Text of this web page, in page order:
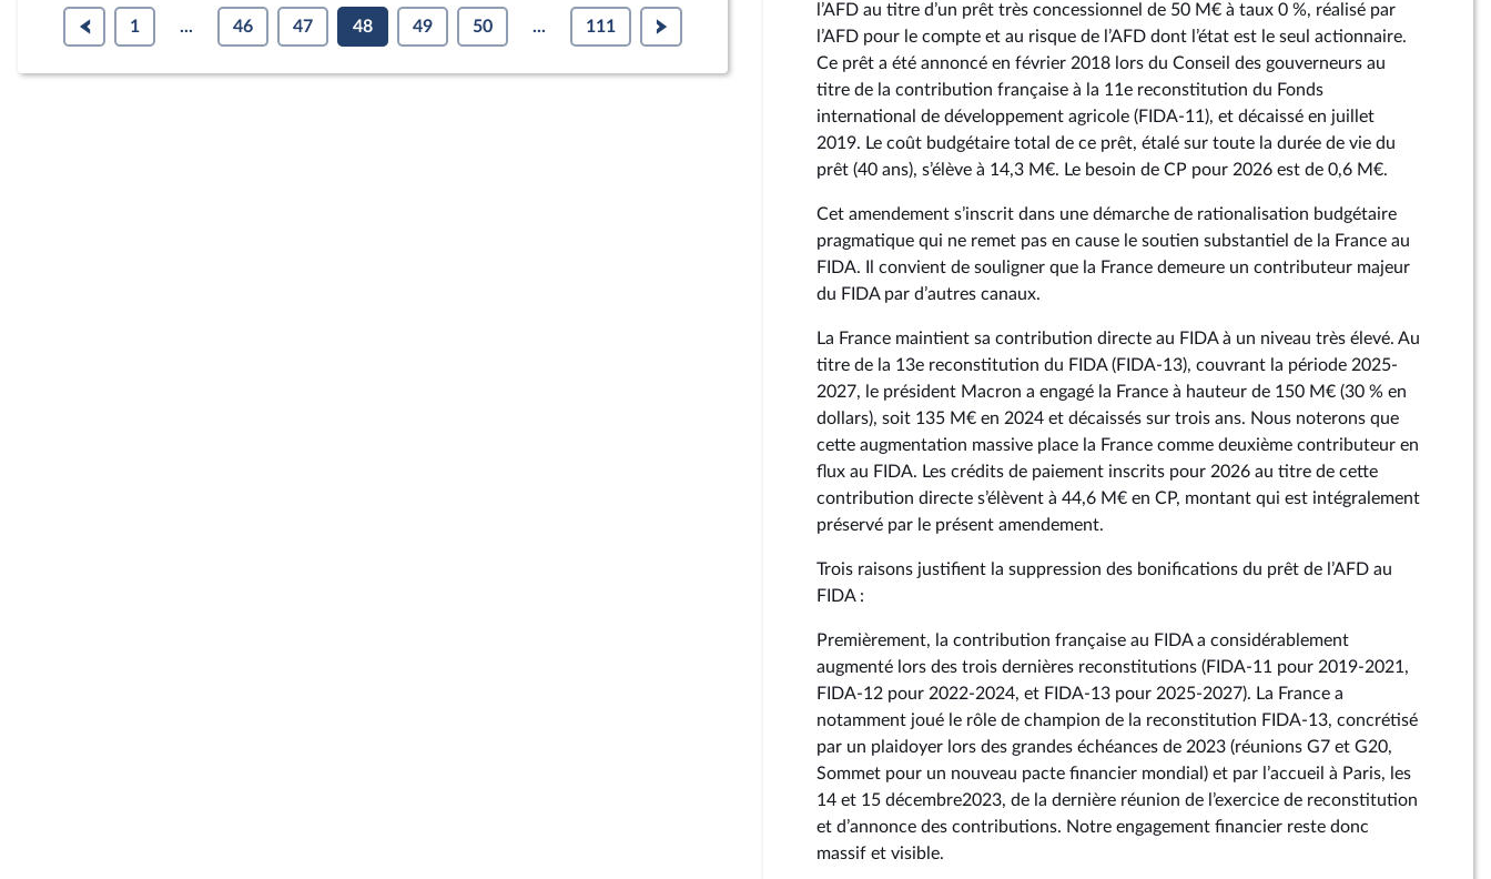
1 ... 46 47 48 49 50 ... 111
l’AFD au titre d’un prêt très concessionnel de 50 M€ à taux 0 %, réalisé par
l’AFD pour le compte et au risque de l’AFD dont l’état est le seul actionnaire.
Ce prêt a été annoncé en février 2018 lors du Conseil des gouverneurs au
titre de la contribution française à la 11e reconstitution du Fonds
international de développement agricole (FIDA-11), et décaissé en juillet
2019. Le coût budgétaire total de ce prêt, étalé sur toute la durée de vie du
prêt (40 ans), s’élève à 14,3 M€. Le besoin de CP pour 2026 est de 0,6 M€.
Cet amendement s’inscrit dans une démarche de rationalisation budgétaire
pragmatique qui ne remet pas en cause le soutien substantiel de la France au
FIDA. Il convient de souligner que la France demeure un contributeur majeur
du FIDA par d’autres canaux.
La France maintient sa contribution directe au FIDA à un niveau très élevé. Au
titre de la 13e reconstitution du FIDA (FIDA-13), couvrant la période 2025-
2027, le président Macron a engagé la France à hauteur de 150 M€ (30 % en
dollars), soit 135 M€ en 2024 et décaissés sur trois ans. Nous noterons que
cette augmentation massive place la France comme deuxième contributeur en
flux au FIDA. Les crédits de paiement inscrits pour 2026 au titre de cette
contribution directe s’élèvent à 44,6 M€ en CP, montant qui est intégralement
préservé par le présent amendement.
Trois raisons justifient la suppression des bonifications du prêt de l’AFD au
FIDA :
Premièrement, la contribution française au FIDA a considérablement
augmenté lors des trois dernières reconstitutions (FIDA-11 pour 2019-2021,
FIDA-12 pour 2022-2024, et FIDA-13 pour 2025-2027). La France a
notamment joué le rôle de champion de la reconstitution FIDA-13, concrétisé
par un plaidoyer lors des grandes échéances de 2023 (réunions G7 et G20,
Sommet pour un nouveau pacte financier mondial) et par l’accueil à Paris, les
14 et 15 décembre2023, de la dernière réunion de l’exercice de reconstitution
et d’annonce des contributions. Notre engagement financier reste donc
massif et visible.